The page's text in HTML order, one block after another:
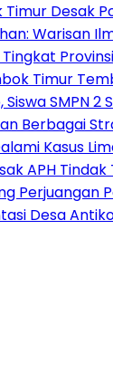
Timur Desak
Warisan
Timur
Siswa SMPN
Berbagai
Kasus
APH
Perjuangan
Desa